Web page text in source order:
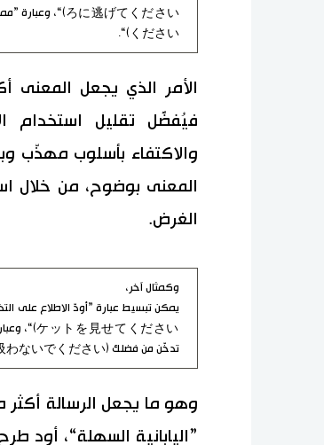
ください)“.
الأمر الذي يجعل
فيُفضَّل تقليل استخدام
والاكتفاء بأسلوب مهذّب
الغرض.
وكمثال آخر،
تدخّن من فضلك (たばこを吸わないでください)“.
وهو ما يجعل الرسالة
”اليابانية السهلة“، أود